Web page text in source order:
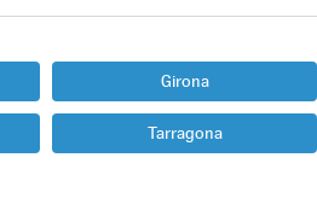
Girona
Tarragona